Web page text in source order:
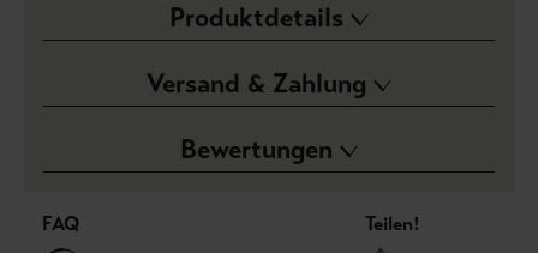
Produktdetails
Versand & Zahlung
Bewertungen
FAQ Teilen!